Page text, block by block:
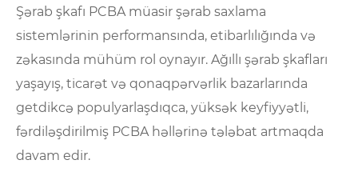
Şərab şkafı PCBA müasir şərab saxlama
sistemlərinin performansında, etibarlılığında və
zəkasında mühüm rol oynayır. Ağıllı şərab şkafları
yaşayış, ticarət və qonaqpərvərlik bazarlarında
getdikcə populyarlaşdıqca, yüksək keyfiyyətli,
fərdiləşdirilmiş PCBA həllərinə tələbat artmaqda
davam edir.